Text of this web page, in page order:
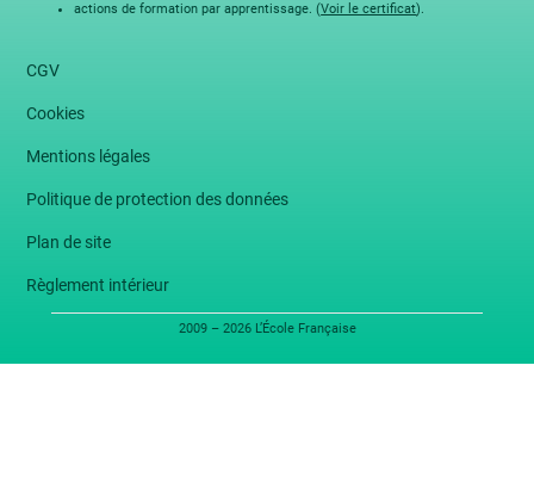
actions de formation par apprentissage. (Voir le certificat).
CGV
Cookies
Mentions légales
Politique de protection des données
Plan de site
Règlement intérieur
2009 – 2026 L’École Française